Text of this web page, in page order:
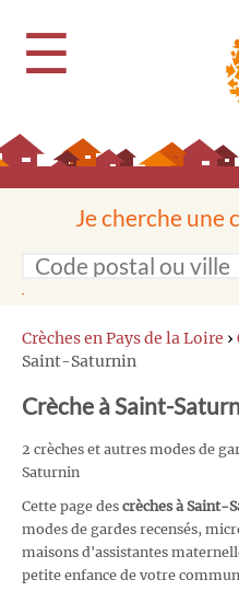
☰
Je cherche une
Crèches en Pays de la Loire ›
Saint-Saturnin
Crèche à Saint-
2 crèches et autres modes de
Saturnin
Cette page des crèches à Saint-
modes de gardes recensés,
maisons d'assistantes
petite enfance de votre